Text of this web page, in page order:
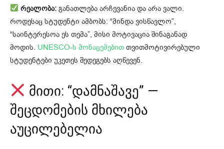
რეალობა: განათლება არჩევანია და არა ვალი.
როდესაც სტუდენტი ამბობს: “მინდა ვისწავლო”,
“საინტერესოა ეს თემა”, მისი მოტივაცია შინაგანად
მოდის. UNESCO-ს მონაცემებით თვითმოტივირებული
სტუდენტები უკეთეს შედეგებს აღწევენ.
მითი: “დამნაშავე” —
შეცდომების მხილება
აუცილებელია